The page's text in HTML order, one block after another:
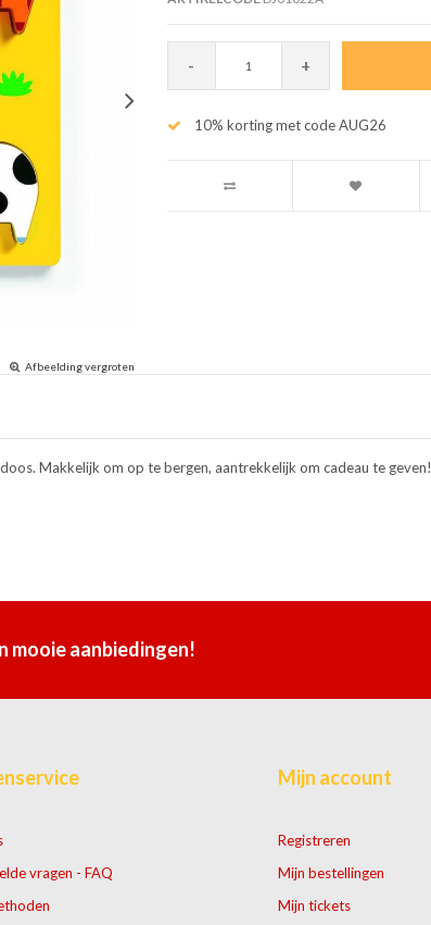
Afbeelding vergroten
- +
10% korting met code AUG26
Makkelijk om op te bergen, aantrekkelijk om cadeau te geven!
mooie aanbiedingen!
vragen - FAQ
Mijn account
Registreren
Mijn bestellingen
Mijn tickets